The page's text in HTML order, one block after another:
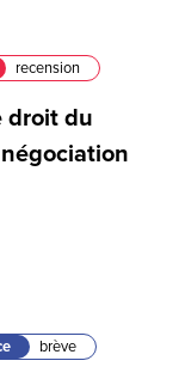
recension
droit du
brève